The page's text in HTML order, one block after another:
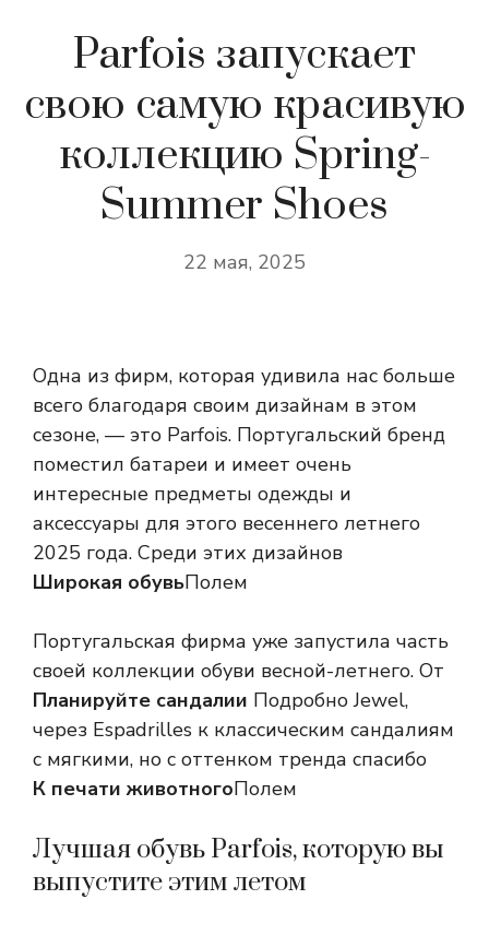
Parfois запускает
свою самую красивую
коллекцию Spring-
Summer Shoes
22 мая, 2025
Одна из фирм, которая удивила нас больше
всего благодаря своим дизайнам в этом
сезоне, — это Parfois. Португальский бренд
поместил батареи и имеет очень
интересные предметы одежды и
аксессуары для этого весеннего летнего
2025 года. Среди этих дизайнов
Широкая обувьПолем
Португальская фирма уже запустила часть
своей коллекции обуви весной-летнего. От
Планируйте сандалии Подробно Jewel,
через Espadrilles к классическим сандалиям
с мягкими, но с оттенком тренда спасибо
К печати животногоПолем
Лучшая обувь Parfois, которую вы
выпустите этим летом